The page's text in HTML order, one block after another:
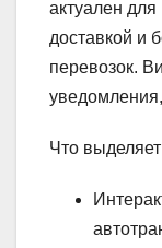
актуален
доставкой и
перевозок.
Что